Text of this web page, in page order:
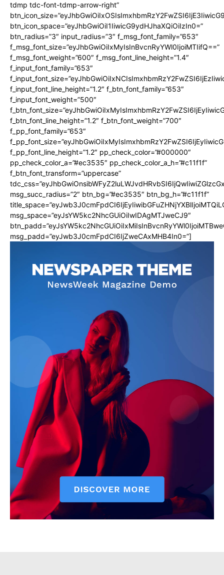
tdmp tdc-font-tdmp-arrow-right”
btn_icon_space=”eyJhbGwiOiI1IiwicG9ydHJhaXQiOiIzIn0=”
btn_radius=”3″ input_radius=”3″ f_msg_font_family=”653″
f_msg_font_size=”eyJhbGwiOiIxMyIsInBvcnRyYWl0IjoiMTIifQ==”
f_msg_font_weight=”600″ f_msg_font_line_height=”1.4″
f_input_font_family=”653″
f_input_font_line_height=”1.2″ f_btn_font_family=”653″
f_input_font_weight=”500″
f_btn_font_line_height=”1.2″ f_btn_font_weight=”700″
f_pp_font_family=”653″
f_pp_font_line_height=”1.2″ pp_check_color=”#000000″
pp_check_color_a=”#ec3535″ pp_check_color_a_h=”#c11f1f”
f_btn_font_transform=”uppercase”
msg_succ_radius=”2″ btn_bg=”#ec3535″ btn_bg_h=”#c11f1f”
msg_space=”eyJsYW5kc2NhcGUiOiIwIDAgMTJweCJ9″
msg_padd=”eyJwb3J0cmFpdCI6IjZweCAxMHB4In0=”]